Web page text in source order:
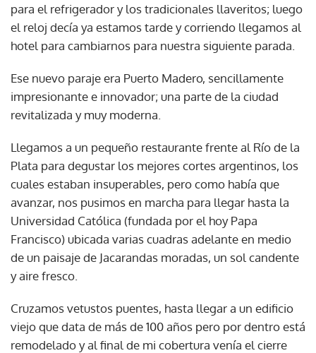
para el refrigerador y los tradicionales llaveritos; luego
el reloj decía ya estamos tarde y corriendo llegamos al
hotel para cambiarnos para nuestra siguiente parada.
Ese nuevo paraje era Puerto Madero, sencillamente
impresionante e innovador; una parte de la ciudad
revitalizada y muy moderna.
Llegamos a un pequeño restaurante frente al Río de la
Plata para degustar los mejores cortes argentinos, los
cuales estaban insuperables, pero como había que
avanzar, nos pusimos en marcha para llegar hasta la
Universidad Católica (fundada por el hoy Papa
Francisco) ubicada varias cuadras adelante en medio
de un paisaje de Jacarandas moradas, un sol candente
y aire fresco.
Cruzamos vetustos puentes, hasta llegar a un edificio
viejo que data de más de 100 años pero por dentro está
remodelado y al final de mi cobertura venía el cierre